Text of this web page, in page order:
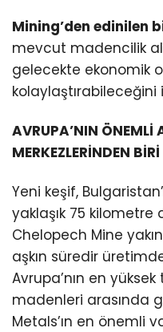
Mining’den edinilen
mevcut madencilik
gelecekte ekonomik
AVRUPA’NIN ÖNEMLİ
MERKEZLERİNDEN BİRİ
Yeni keşif,
yaklaşık 75
Chelopech Mine
aşkın süredir
Avrupa’nın en
madenleri arasında
Metals’ın en önemli